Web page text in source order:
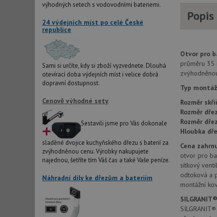
výhodných setech s vodovodními bateriemi.
24 výdejních míst po celé České
republice
Sami si určíte, kdy si zboží vyzvednete. Dlouhá
otevírací doba výdejních míst i velice dobrá
dopravní dostupnost.
Cenově výhodné sety
Sestavili jsme pro Vás dokonale
sladěné dvojice kuchyňského dřezu s baterií za
zvýhodněnou cenu. Výrobky nakupujete
najednou, šetříte tím Váš čas a také Vaše peníze.
Náhradní díly ke dřezům a bateriím
Otvor pro
průměru 35
Typ
Rozměr
Rozměr
Rozměr
Hloubka
Cena
otvor pro
sítkový
odtoková a
montážní
AWSALBCORS
AUTORIZACE
Název
/
Název